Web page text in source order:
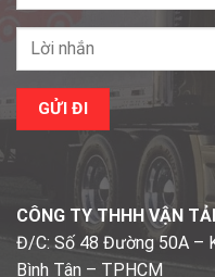
CÔNG TY THHH VẬN
Đ/C: Số 48 Đường 50A –
Bình Tân – TPHCM